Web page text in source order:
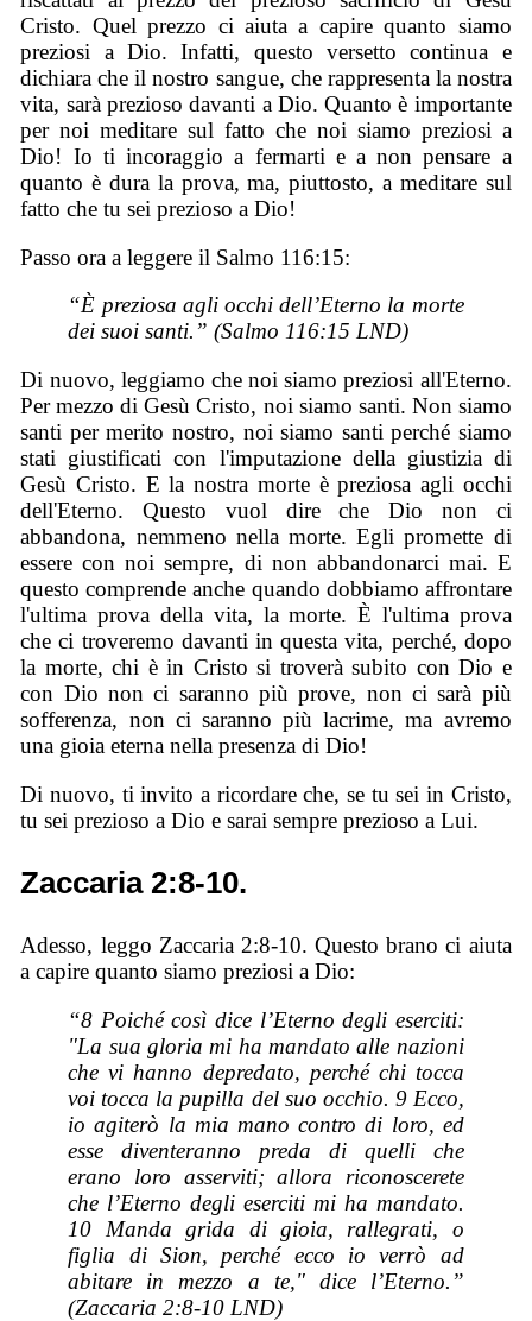
Cristo. Quel prezzo ci aiuta a capire quanto siamo
preziosi a Dio. Infatti, questo versetto continua e
dichiara che il nostro sangue, che rappresenta la nostra
vita, sarà prezioso davanti a Dio. Quanto è importante
per noi meditare sul fatto che noi siamo preziosi a
Dio! Io ti incoraggio a fermarti e a non pensare a
quanto è dura la prova, ma, piuttosto, a meditare sul
fatto che tu sei prezioso a Dio!
Passo ora a leggere il Salmo 116:15:
“È preziosa agli occhi dell’Eterno la morte
dei suoi santi.” (Salmo 116:15 LND)
Di nuovo, leggiamo che noi siamo preziosi all'Eterno.
Per mezzo di Gesù Cristo, noi siamo santi. Non siamo
santi per merito nostro, noi siamo santi perché siamo
stati giustificati con l'imputazione della giustizia di
Gesù Cristo. E la nostra morte è preziosa agli occhi
dell'Eterno. Questo vuol dire che Dio non ci
abbandona, nemmeno nella morte. Egli promette di
essere con noi sempre, di non abbandonarci mai. E
questo comprende anche quando dobbiamo affrontare
l'ultima prova della vita, la morte. È l'ultima prova
che ci troveremo davanti in questa vita, perché, dopo
la morte, chi è in Cristo si troverà subito con Dio e
con Dio non ci saranno più prove, non ci sarà più
sofferenza, non ci saranno più lacrime, ma avremo
una gioia eterna nella presenza di Dio!
Di nuovo, ti invito a ricordare che, se tu sei in Cristo,
tu sei prezioso a Dio e sarai sempre prezioso a Lui.
Zaccaria 2:8-10.
Adesso, leggo Zaccaria 2:8-10. Questo brano ci aiuta
a capire quanto siamo preziosi a Dio:
“8 Poiché così dice l’Eterno degli eserciti:
"La sua gloria mi ha mandato alle nazioni
che vi hanno depredato, perché chi tocca
voi tocca la pupilla del suo occhio. 9 Ecco,
io agiterò la mia mano contro di loro, ed
esse diventeranno preda di quelli che
erano loro asserviti; allora riconoscerete
che l’Eterno degli eserciti mi ha mandato.
10 Manda grida di gioia, rallegrati, o
figlia di Sion, perché ecco io verrò ad
abitare in mezzo a te," dice l’Eterno.”
(Zaccaria 2:8-10 LND)